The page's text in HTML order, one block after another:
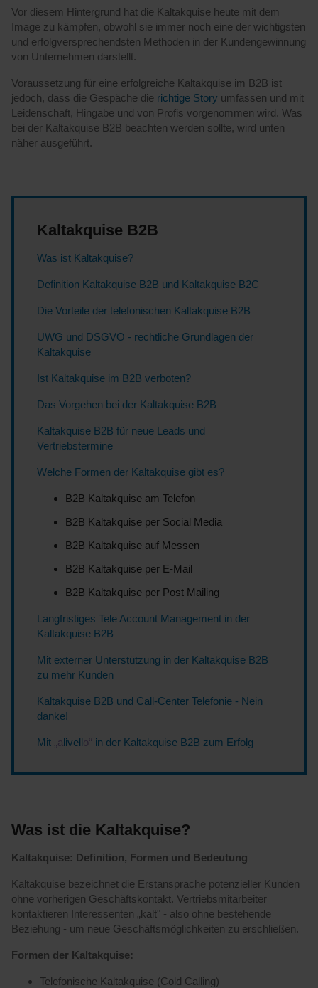
Vor diesem Hintergrund hat die Kaltakquise heute mit dem
Image zu kämpfen, obwohl sie immer noch eine der wichtigsten
und erfolgversprechendsten Methoden in der Kundengewinnung
von Unternehmen darstellt.
Voraussetzung für eine erfolgreiche Kaltakquise im B2B ist
jedoch, dass die Gespäche die richtige Story umfassen und mit
Leidenschaft, Hingabe und von Profis vorgenommen wird. Was
bei der Kaltakquise B2B beachten werden sollte, wird unten
näher ausgeführt.
Kaltakquise B2B
Was ist Kaltakquise?
Definition Kaltakquise B2B und Kaltakquise B2C
Die Vorteile der telefonischen Kaltakquise B2B
UWG und DSGVO - rechtliche Grundlagen der
Kaltakquise
Ist Kaltakquise im B2B verboten?
Das Vorgehen bei der Kaltakquise B2B
Kaltakquise B2B für neue Leads und
Vertriebstermine
Welche Formen der Kaltakquise gibt es?
B2B Kaltakquise am Telefon
B2B Kaltakquise per Social Media
B2B Kaltakquise auf Messen
B2B Kaltakquise per E-Mail
B2B Kaltakquise per Post Mailing
Langfristiges Tele Account Management in der
Kaltakquise B2B
Mit externer Unterstützung in der Kaltakquise B2B
zu mehr Kunden
Kaltakquise B2B und Call-Center Telefonie - Nein
danke!
Mit „alivello“ in der Kaltakquise B2B zum Erfolg
Was ist die Kaltakquise?
Kaltakquise: Definition, Formen und Bedeutung
Kaltakquise bezeichnet die Erstansprache potenzieller Kunden
ohne vorherigen Geschäftskontakt. Vertriebsmitarbeiter
kontaktieren Interessenten „kalt" - also ohne bestehende
Beziehung - um neue Geschäftsmöglichkeiten zu erschließen.
Formen der Kaltakquise:
Telefonische Kaltakquise (Cold Calling)